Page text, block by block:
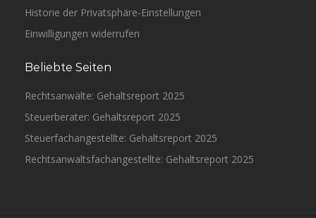
Historie der Privatsphäre-Einstellungen
Einwilligungen widerrufen
Beliebte Seiten
Rechtsanwälte: Gehaltsreport 2025
Steuerberater: Gehaltsreport 2025
Steuerfachangestellte: Gehaltsreport 2025
Rechtsanwaltsfachangestellte: Gehaltsreport 2025